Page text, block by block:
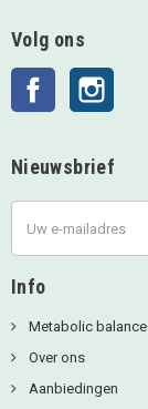
Volg ons
Facebook
Nieuwsbrief
Info
Metabolic balance
Over ons
Aanbiedingen